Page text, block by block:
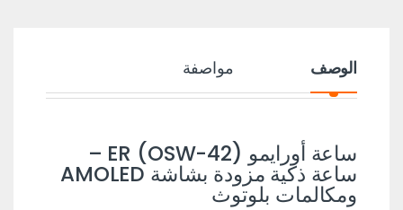
الوصف مواصفة
ساعة أورايمو ER (OSW-42) –
ساعة ذكية مزودة بشاشة AMOLED
ومكالمات بلوتوث